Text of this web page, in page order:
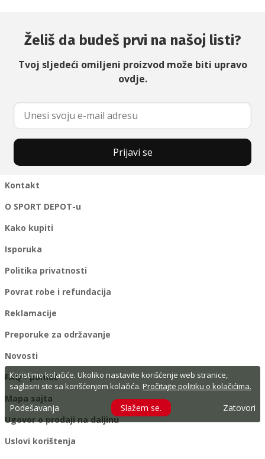
Koristimo kolačiće. Ukoliko nastavite korišćenje web stranice,
saglasni ste sa korišćenjem kolačića. Pročitajte politiku o kolačićima.
Podešavanja Slažem se. Zatovori
Želiš da budeš prvi na našoj listi?
Tvoj sljedeći omiljeni proizvod može biti upravo
ovdje.
Prijavi se
Kontakt
O SPORT DEPOT-u
Kako kupiti
Isporuka
Politika privatnosti
Povrat robe i refundacija
Reklamacije
Preporuke za održavanje
Novosti
FAQ - pomoć
Mapa sajta
Ugovor o prodaji na daljinu
Uslovi korištenja